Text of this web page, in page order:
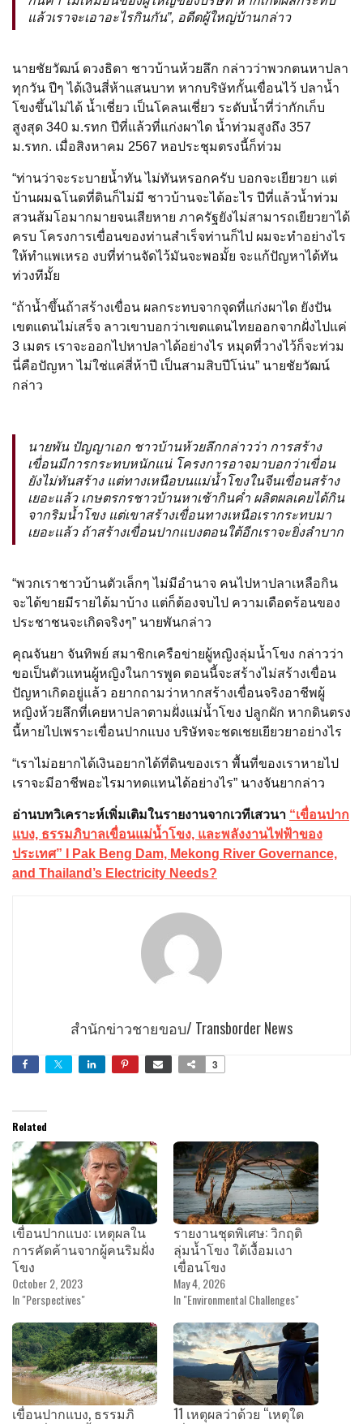
แล้วเราจะเอาอะไรกินกัน”, อดีตผู้ใหญ่บ้านกล่าว
นายชัยวัฒน์ ดวงธิดา ชาวบ้านห้วยลึก กล่าวว่าพวกตนหาปลา
ทุกวัน ปีๆ ได้เงินสี่ห้าแสนบาท หากบริษัทกั้นเขื่อนไว้ ปลาน้ำ
โขงขึ้นไม่ได้ น้ำเชี่ยว เป็นโคลนเชี่ยว ระดับน้ำที่ว่ากักเก็บ
สูงสุด 340 ม.รทก ปีที่แล้วที่แก่งผาได น้ำท่วมสูงถึง 357
ม.รทก. เมื่อสิงหาคม 2567 หอประชุมตรงนี้ก็ท่วม
“ท่านว่าจะระบายน้ำทัน ไม่ทันหรอกครับ บอกจะเยียวยา แต่
บ้านผมฉโนดที่ดินก็ไม่มี ชาวบ้านจะได้อะไร ปีที่แล้วน้ำท่วม
สวนส้มโอมากมายจนเสียหาย ภาครัฐยังไม่สามารถเยียวยาได้
ครบ โครงการเขื่อนของท่านสำเร็จท่านก็ไป ผมจะทำอย่างไร
ให้ทำแพเหรอ งบที่ท่านจัดไว้มันจะพอมั้ย จะแก้ปัญหาได้ทัน
ท่วงทีมั้ย
“ถ้าน้ำขึ้นถ้าสร้างเขื่อน ผลกระทบจากจุดที่แก่งผาได ยังปัน
เขตแดนไม่เสร็จ ลาวเขาบอกว่าเขตแดนไทยออกจากฝั่งไปแค่
3 เมตร เราจะออกไปหาปลาได้อย่างไร หมุดที่วางไว้ก็จะท่วม
นี่คือปัญหา ไม่ใช่แค่สี่ห้าปี เป็นสามสิบปีโน่น” นายชัยวัฒน์
กล่าว
นายพัน ปัญญาเอก ชาวบ้านห้วยลึกกล่าวว่า การสร้าง
เขื่อนมีการกระทบหนักแน่ โครงการอาจมาบอกว่าเขื่อน
ยังไม่ทันสร้าง แต่ทางเหนือบนแม่น้ำโขงในจีนเขื่อนสร้าง
เยอะแล้ว เกษตรกรชาวบ้านหาเช้ากินค่ำ ผลิตผลเคยได้กิน
จากริมน้ำโขง แต่เขาสร้างเขื่อนทางเหนือเรากระทบมา
เยอะแล้ว ถ้าสร้างเขื่อนปากแบงตอนใต้อีกเราจะยิ่งลำบาก
“พวกเราชาวบ้านตัวเล็กๆ ไม่มีอำนาจ คนไปหาปลาเหลือกิน
จะได้ขายมีรายได้มาบ้าง แต่ก็ต้องจบไป ความเดือดร้อนของ
ประชาชนจะเกิดจริงๆ” นายพันกล่าว
คุณจันยา จันทิพย์ สมาชิกเครือข่ายผู้หญิงลุ่มน้ำโขง กล่าวว่า
ขอเป็นตัวแทนผู้หญิงในการพูด ตอนนี้จะสร้างไม่สร้างเขื่อน
ปัญหาเกิดอยู่แล้ว อยากถามว่าหากสร้างเขื่อนจริงอาชีพผู้
หญิงห้วยลึกที่เคยหาปลาตามฝั่งแม่น้ำโขง ปลูกผัก หากดินตรง
นี้หายไปเพราะเขื่อนปากแบง บริษัทจะชดเชยเยียวยาอย่างไร
“เราไม่อยากได้เงินอยากได้ที่ดินของเรา พื้นที่ของเราหายไป
เราจะมีอาชีพอะไรมาทดแทนได้อย่างไร” นางจันยากล่าว
อ่านบทวิเคราะห์เพิ่มเติมในรายงานจากเวทีเสวนา “เขื่อนปาก
แบง, ธรรมภิบาลเขื่อนแม่น้ำโขง, และพลังงานไฟฟ้าของ
ประเทศ” I Pak Beng Dam, Mekong River Governance,
and Thailand’s Electricity Needs?
สำนักข่าวชายขอบ/ Transborder News
3
Related
เขื่อนปากแบง: เหตุผลใน
การคัดค้านจากผู้คนริมฝั่ง
โขง
October 2, 2023
In "Perspectives"
รายงานชุดพิเศษ: วิกฤติ
ลุ่มน้ำโขง ใต้เงื้อมเงา
เขื่อนโขง
May 4, 2026
In "Environmental Challenges"
เขื่อนปากแบง, ธรรมภิ
11 เหตุผลว่าด้วย “เหตุใด